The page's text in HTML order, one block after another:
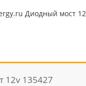
12v 135427